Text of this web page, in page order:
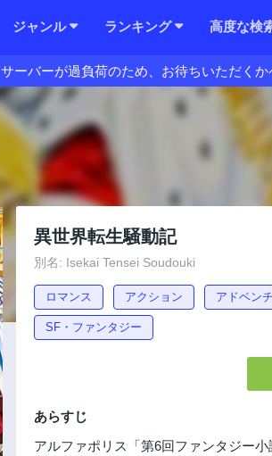
ジャンル ランキング 高度な検
サーバーが過負荷のため、お待ちいただく
異世界転生騒動記
別名: Isekai Tensei Soudouki
ロマンス アクション アドベン
SF・ファンタジー
あらすじ
アルファポリス「第6回ファンタジー